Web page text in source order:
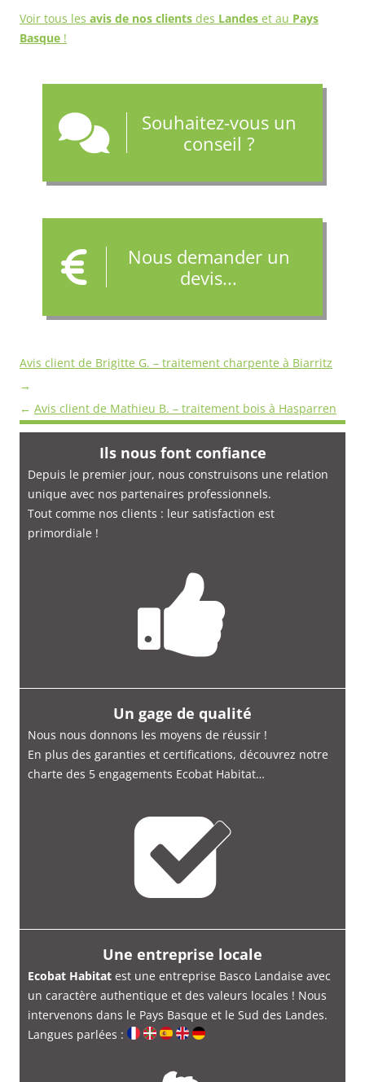
Voir tous les avis de nos clients des Landes et au Pays
Basque !
Souhaitez-vous un
conseil ?
Nous demander un
devis...
Navigation
des
avis
Avis client de Brigitte G. – traitement charpente à Biarritz
→
← Avis client de Mathieu B. – traitement bois à Hasparren
Ils nous font confiance
Depuis le premier jour, nous construisons une relation
unique avec nos partenaires professionnels.
Tout comme nos clients : leur satisfaction est
primordiale !
Un gage de qualité
Nous nous donnons les moyens de réussir !
En plus des garanties et certifications, découvrez notre
charte des 5 engagements Ecobat Habitat…
Une entreprise locale
Ecobat Habitat est une entreprise Basco Landaise avec
un caractère authentique et des valeurs locales ! Nous
intervenons dans le Pays Basque et le Sud des Landes.
Langues parlées :